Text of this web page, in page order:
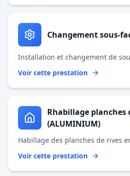
Changement sous-
Installation et changement de
Voir cette prestation
Rhabillage planches
(ALUMINIUM)
Habillage des planches de rives
Voir cette prestation